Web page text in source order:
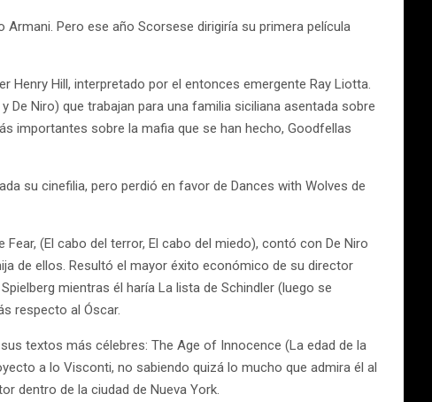
Pero ese año Scorsese dirigiría su primera película
Henry Hill, interpretado por el entonces emergente Ray Liotta.
Niro) que trabajan para una familia siciliana asentada sobre
importantes sobre la mafia que se han hecho, Goodfellas
su cinefilia, pero perdió en favor de Dances with Wolves de
(El cabo del terror, El cabo del miedo), contó con De Niro
de ellos. Resultó el mayor éxito económico de su director
mientras él haría La lista de Schindler (luego se
respecto al Óscar.
textos más célebres: The Age of Innocence (La edad de la
a lo Visconti, no sabiendo quizá lo mucho que admira él al
dentro de la ciudad de Nueva York.